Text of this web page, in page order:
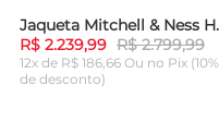
-
Jaqueta Mitchell &
R$ 2.239,99 R$ 2.799,99
12x de R$ 186,66 Ou no Pix (10%
de desconto)